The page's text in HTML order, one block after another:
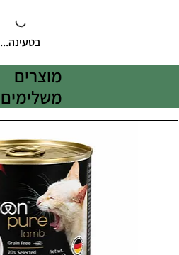
בטעינה...
מוצרים
משלימים